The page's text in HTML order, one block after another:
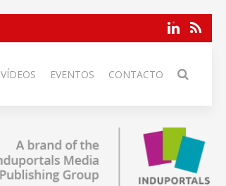
VÍDEOS EVENTOS CONTACTO